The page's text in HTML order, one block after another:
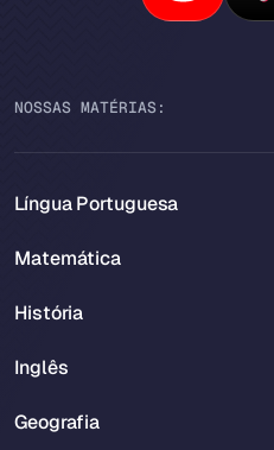
NOSSAS MATÉRIAS:
Língua Portuguesa
Matemática
História
Inglês
Geografia